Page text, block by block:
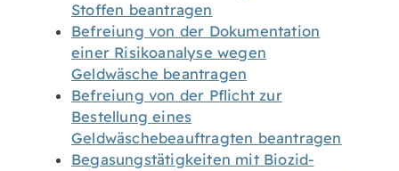
Stoffen beantragen
Befreiung von der Dokumentation
einer Risikoanalyse wegen
Geldwäsche beantragen
Befreiung von der Pflicht zur
Bestellung eines
Geldwäschebeauftragten beantragen
Begasungstätigkeiten mit Biozid-